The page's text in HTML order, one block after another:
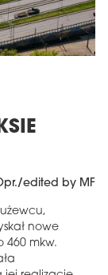
edited by MF
nowe
460 mkw.